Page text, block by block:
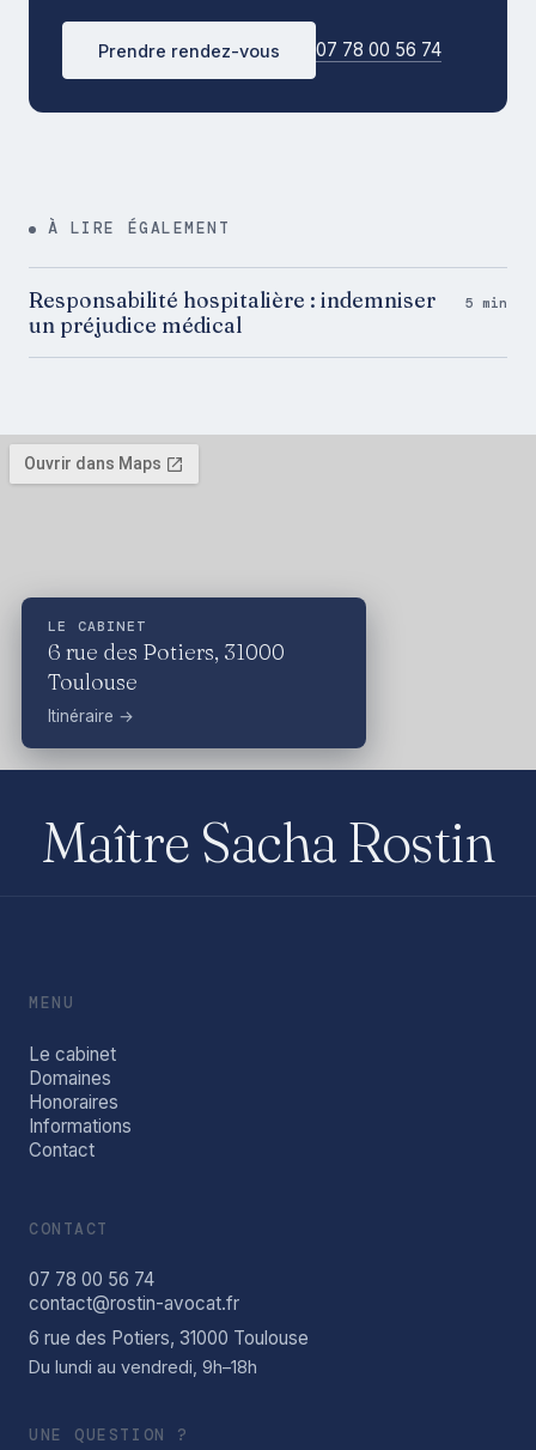
Prendre rendez-vous 07 78 00 56 74
À LIRE ÉGALEMENT
Responsabilité hospitalière : indemniser
un préjudice médical
5 min
LE CABINET
6 rue des Potiers, 31000
Toulouse
Itinéraire →
Maître Sacha Rostin
MENU
Le cabinet
Domaines
Honoraires
Informations
Contact
CONTACT
07 78 00 56 74
contact@rostin-avocat.fr
6 rue des Potiers, 31000 Toulouse
Du lundi au vendredi, 9h–18h
UNE QUESTION ?